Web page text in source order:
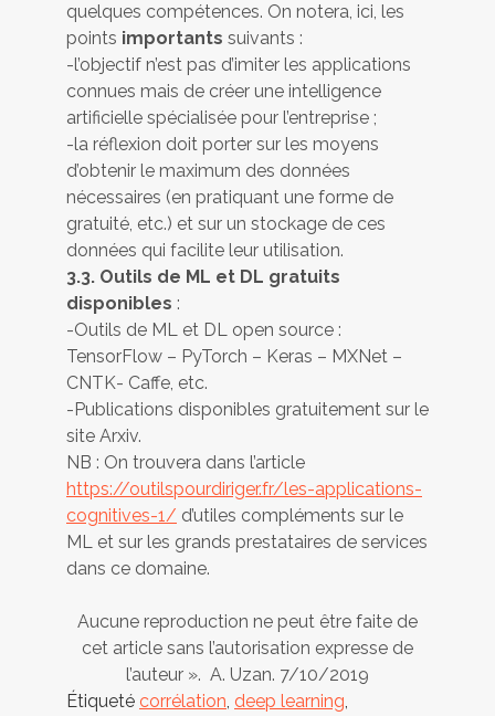
quelques compétences. On notera, ici, les
points importants suivants :
-l’objectif n’est pas d’imiter les applications
connues mais de créer une intelligence
artificielle spécialisée pour l’entreprise ;
-la réflexion doit porter sur les moyens
d’obtenir le maximum des données
nécessaires (en pratiquant une forme de
gratuité, etc.) et sur un stockage de ces
données qui facilite leur utilisation.
3.3. Outils de ML et DL gratuits
disponibles :
-Outils de ML et DL open source :
TensorFlow – PyTorch – Keras – MXNet –
CNTK- Caffe, etc.
-Publications disponibles gratuitement sur le
site Arxiv.
NB : On trouvera dans l’article
https://outilspourdiriger.fr/les-applications-
cognitives-1/ d’utiles compléments sur le
ML et sur les grands prestataires de services
dans ce domaine.
Aucune reproduction ne peut être faite de
cet article sans l’autorisation expresse de
l’auteur ». A. Uzan. 7/10/2019
Étiqueté corrélation, deep learning,